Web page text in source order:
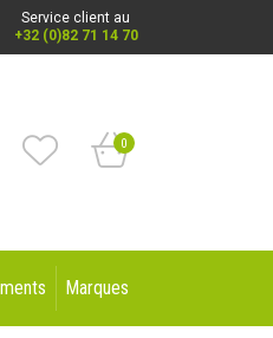
Service client au
+32 (0)82 71 14 70
0
Marques